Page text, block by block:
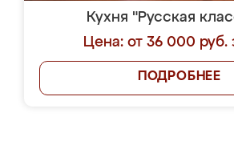
Кухня "Русская
Цена: от 36 000 руб.
ПОДРОБНЕЕ